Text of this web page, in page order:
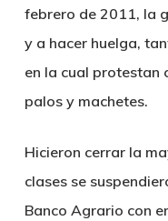
febrero de 2011, la
y a hacer huelga,
en la cual protestan
palos y machetes.
Hicieron cerrar la
clases se
Banco Agrario con